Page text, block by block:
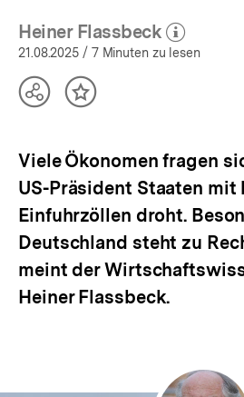
Heiner Flassbeck
(Mehr zum Autor)
öffnen
21.08.2025 / 7 Minuten zu lesen
TeilenInhalt
Viele Ökonomen fragen
US-Präsident Staaten mit
Einfuhrzöllen droht.
Deutschland steht zu
meint der
Heiner Flassbeck.